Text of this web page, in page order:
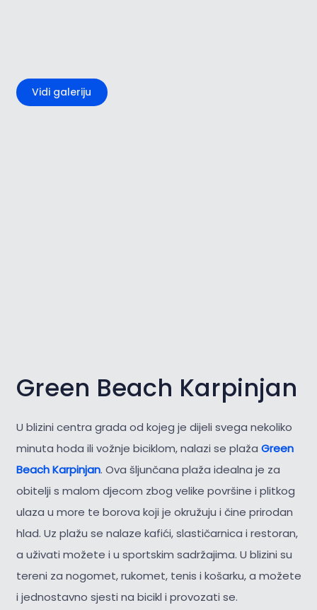
Vidi galeriju
Green Beach Karpinjan
U blizini centra grada od kojeg je dijeli svega nekoliko
minuta hoda ili vožnje biciklom, nalazi se plaža Green
Beach Karpinjan. Ova šljunčana plaža idealna je za
obitelji s malom djecom zbog velike površine i plitkog
ulaza u more te borova koji je okružuju i čine prirodan
hlad. Uz plažu se nalaze kafići, slastičarnica i restoran,
a uživati možete i u sportskim sadržajima. U blizini su
tereni za nogomet, rukomet, tenis i košarku, a možete
i jednostavno sjesti na bicikl i provozati se.